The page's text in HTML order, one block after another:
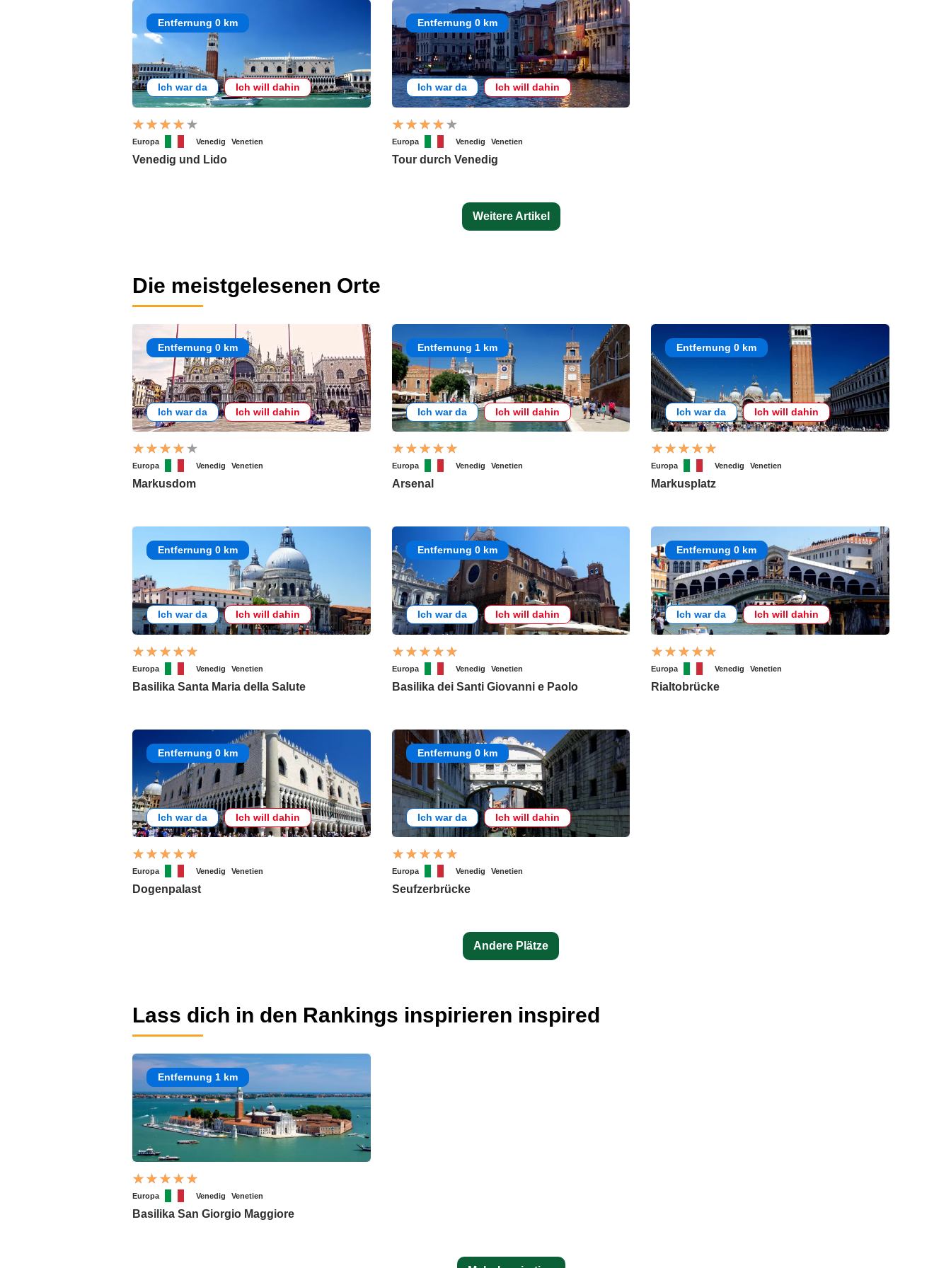
Entfernung 0 km
Ich war da Ich will dahin
Europa Venedig Venetien
Venedig und Lido
Entfernung 0 km
Ich war da Ich will dahin
Europa Venedig Venetien
Tour durch Venedig
Weitere Artikel
Die meistgelesenen Orte
Entfernung 0 km
Ich war da Ich will dahin
Europa Venedig Venetien
Markusdom
Entfernung 1 km
Ich war da Ich will dahin
Europa Venedig Venetien
Arsenal
Entfernung 0 km
Ich war da Ich will dahin
Europa Venedig Venetien
Markusplatz
Entfernung 0 km
Ich war da Ich will dahin
Europa Venedig Venetien
Basilika Santa Maria della Salute
Entfernung 0 km
Ich war da Ich will dahin
Europa Venedig Venetien
Basilika dei Santi Giovanni e Paolo
Entfernung 0 km
Ich war da Ich will dahin
Europa Venedig Venetien
Rialtobrücke
Entfernung 0 km
Ich war da Ich will dahin
Europa Venedig Venetien
Dogenpalast
Entfernung 0 km
Ich war da Ich will dahin
Europa Venedig Venetien
Seufzerbrücke
Andere Plätze
Lass dich in den Rankings inspirieren inspired
Entfernung 1 km
Europa Venedig Venetien
Basilika San Giorgio Maggiore